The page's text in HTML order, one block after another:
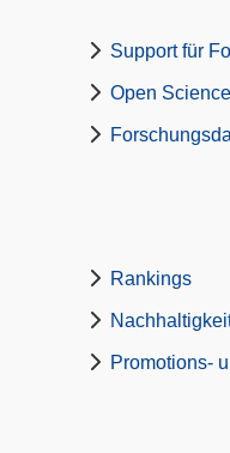
Support für
Open Science
Rankings
Promotions-